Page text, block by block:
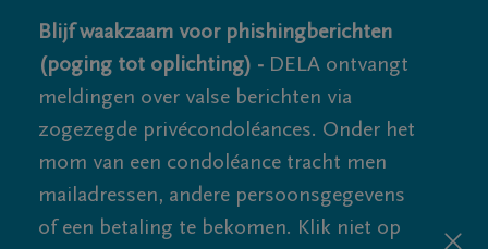
Blijf waakzaam voor phishingberichten
(poging tot oplichting) - DELA ontvangt
meldingen over valse berichten via
zogezegde privécondoléances. Onder het
mom van een condoléance tracht men
mailadressen, andere persoonsgegevens
of een betaling te bekomen. Klik niet op